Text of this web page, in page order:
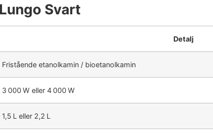
Svart
Detalj
Fristående etanolkamin / bioetanolkamin
3 000 W eller 4 000 W
1,5 L eller 2,2 L